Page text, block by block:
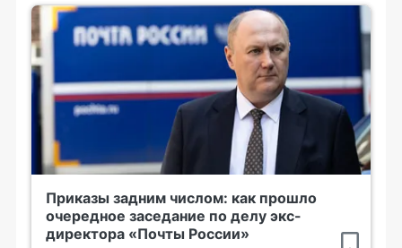
Приказы задним числом: как прошло
очередное заседание по делу экс-
директора «Почты России»